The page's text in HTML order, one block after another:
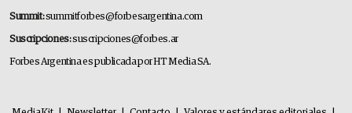
Summit:summitforbes@forbesargentina.com
Suscripciones:suscripciones@forbes.ar
Forbes Argentina es publicada por HT Media SA.